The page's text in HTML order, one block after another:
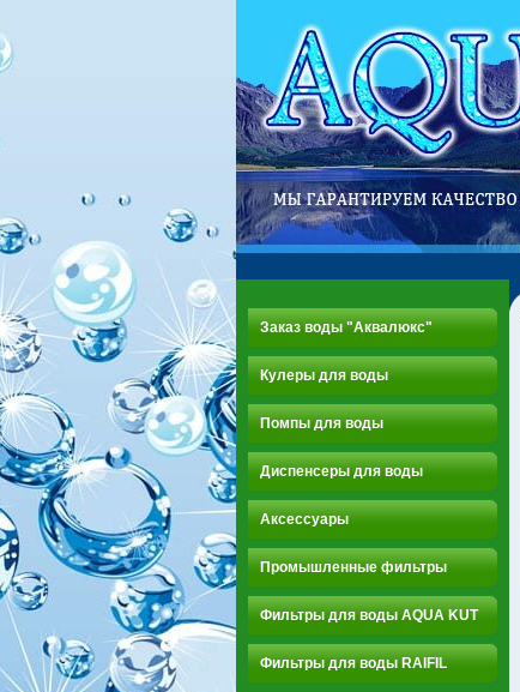
Заказ воды "Аквалюкс"
Кулеры для воды
Помпы для воды
Диспенсеры для воды
Аксессуары
Промышленные фильтры
Фильтры для воды AQUA KUT
Фильтры для воды RAIFIL